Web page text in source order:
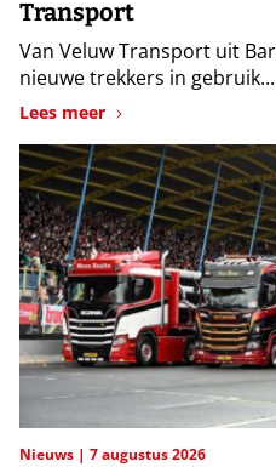
Transport
Van Veluw Transport uit
nieuwe trekkers in gebruik...
Lees meer
Nieuws 7 augustus 2026